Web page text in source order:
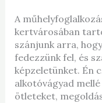
A
kertvárosában
szánjunk arra,
fedezzünk fel, és
képzeletünket. Én
alkotóvágyad
ötleteket,